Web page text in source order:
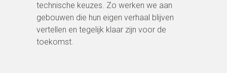
technische keuzes. Zo werken we aan
gebouwen die hun eigen verhaal blijven
vertellen en tegelijk klaar zijn voor de
toekomst.